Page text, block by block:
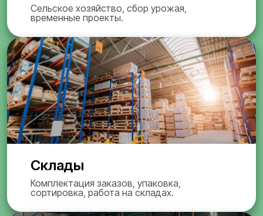
Сельское хозяйство, сбор урожая,
временные проекты.
Склады
Комплектация заказов, упаковка,
сортировка, работа на складах.